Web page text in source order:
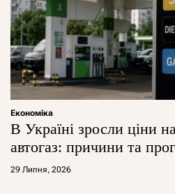
Економіка
В Україні зросли ціни
автогаз: причини та
29 Липня, 2026